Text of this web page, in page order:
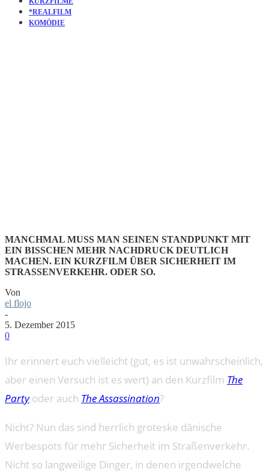
*REALFILM
KOMÖDIE
MANCHMAL MUSS MAN SEINEN STANDPUNKT MIT
EIN BISSCHEN MEHR NACHDRUCK DEUTLICH
MACHEN. EIN KURZFILM ÜBER SICHERHEIT IM
STRASSENVERKEHR. ODER SO.
Von
el flojo
-
5. Dezember 2015
0
Ihr erinnert euch vielleicht (gut, es ist unwahrscheinlich,
aber einen Versuch ist es wert) an den Kurzfilm The
Partyoder auch The Assassination?
Nicht? Nun das sind herrlich groteske dänische
Werbespots für mehr Sicherheit im Straßenverkehr.
Nicht so langweilige Dinger, in denen irgendwelche